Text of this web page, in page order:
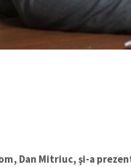
Dan Mitriuc, şi-a